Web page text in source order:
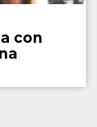
con